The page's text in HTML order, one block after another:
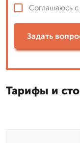
Соглашаюсь с
Задать
Тарифы и